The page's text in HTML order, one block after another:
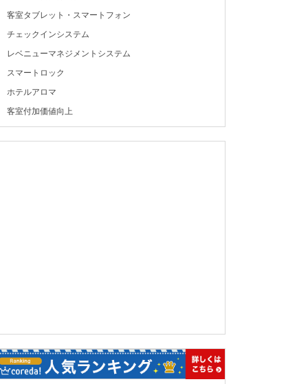
客室タブレット・スマートフォン
チェックインシステム
レベニューマネジメントシステム
スマートロック
ホテルアロマ
客室付加価値向上